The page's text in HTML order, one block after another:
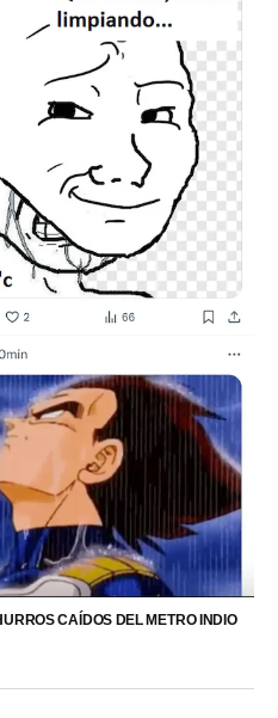
CAÍDOS DEL METRO INDIO